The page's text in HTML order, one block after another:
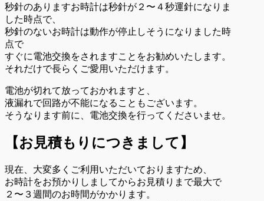
秒針のありますお時計は秒針が２〜４秒運針になりま
した時点で、
秒針のないお時計は動作が停止しそうになりました時
点で
すぐに電池交換をされますことをお勧めいたします。
それだけで長らくご愛用いただけます。
電池が切れて放っておかれますと、
液漏れで回路が不能になることもございます。
そうなります前に、電池交換を行ってくださいませ。
【お見積もりにつきまして】
現在、大変多くご利用いただいておりますため、
お時計をお預かりしましてからお見積りまで最大で
２〜３週間のお時間がかかります。